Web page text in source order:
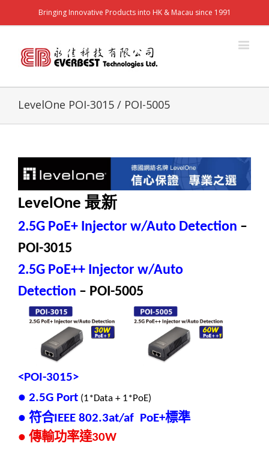
Bringing Innovative Products into HK & Macau since 1991
LevelOne POI-3015 / POI-5005
LevelOne 最新
2.5G PoE+ Injector w/Auto Detection –
POI-3015
2.5G PoE++ Injector w/Auto
Detection – POI-5005
<POI-3015>
● 2.5G Port (1*Data + 1*PoE)
● 符合IEEE 802.3at/af PoE+標準
● 傳輸功率達30W